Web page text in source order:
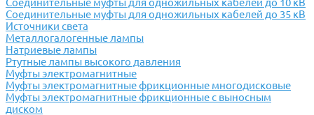
Соединительные муфты для одножильных кабелей до 10 кВ
Соединительные муфты для одножильных кабелей до 35 кВ
Источники света
Металлогалогенные лампы
Натриевые лампы
Ртутные лампы высокого давления
Муфты электромагнитные
Муфты электромагнитные фрикционные многодисковые
Муфты электромагнитные фрикционные с выносным
диском